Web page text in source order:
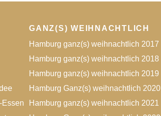
Essen
GANZ(S) WEIHNACHTLICH
Hamburg ganz(s) weihnachtlich 2017
Hamburg ganz(s) weihnachtlich 2018
Hamburg ganz(s) weihnachtlich 2019
Hamburg Ganz(s) weihnachtlich 2020
Hamburg ganz(s) weihnachtlich 2021